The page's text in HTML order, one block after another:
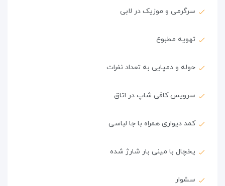
سرگرمی و موزیک در لابی
تهویه مطبوع
حوله و دمپایی به تعداد نفرات
سرویس کافی شاپ در اتاق
کمد دیواری همراه با جا لباسی
یخچال با مینی بار شارژ شده
سشوار